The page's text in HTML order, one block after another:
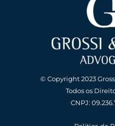
© Copyright 2023
Todos os
CNPJ: